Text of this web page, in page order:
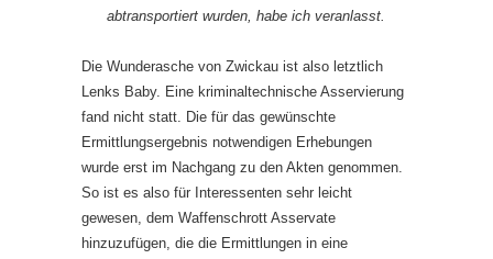
abtransportiert wurden, habe ich veranlasst.
Die Wunderasche von Zwickau ist also letztlich
Lenks Baby. Eine kriminaltechnische Asservierung
fand nicht statt. Die für das gewünschte
Ermittlungsergebnis notwendigen Erhebungen
wurde erst im Nachgang zu den Akten genommen.
So ist es also für Interessenten sehr leicht
gewesen, dem Waffenschrott Asservate
hinzuzufügen, die die Ermittlungen in eine